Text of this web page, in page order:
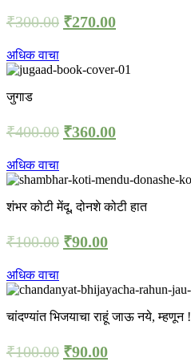
₹300.00 ₹270.00
अधिक वाचा
जुगाड
₹400.00 ₹360.00
अधिक वाचा
शंभर कोटी मेंदू, दोनशे कोटी हात
₹100.00 ₹90.00
अधिक वाचा
चांदण्यांत भिजयाचा राहूं जाऊ नये, म्हणून !
₹100.00 ₹90.00